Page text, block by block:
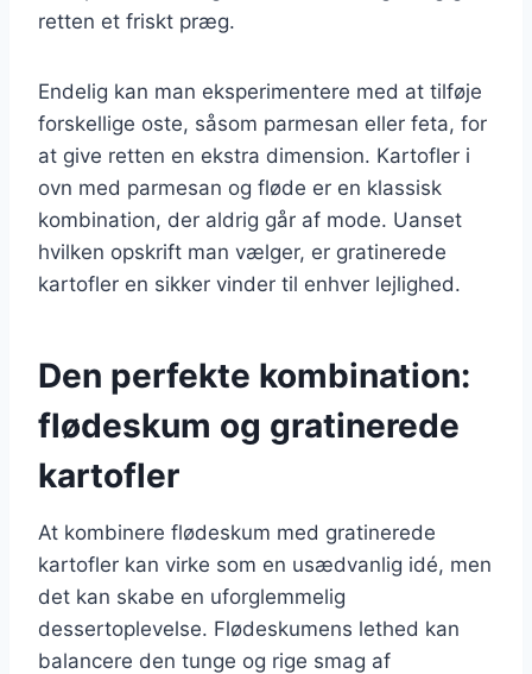
retten et friskt præg.
Endelig kan man eksperimentere med at tilføje
forskellige oste, såsom parmesan eller feta, for
at give retten en ekstra dimension. Kartofler i
ovn med parmesan og fløde er en klassisk
kombination, der aldrig går af mode. Uanset
hvilken opskrift man vælger, er gratinerede
kartofler en sikker vinder til enhver lejlighed.
Den perfekte kombination:
flødeskum og gratinerede
kartofler
At kombinere flødeskum med gratinerede
kartofler kan virke som en usædvanlig idé, men
det kan skabe en uforglemmelig
dessertoplevelse. Flødeskumens lethed kan
balancere den tunge og rige smag af